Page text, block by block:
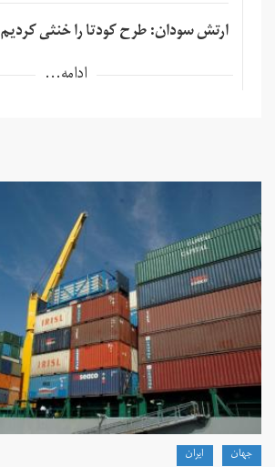
ارتش سودان: طرح کودتا را خنثی کردیم
ادامه...
جهان ايران